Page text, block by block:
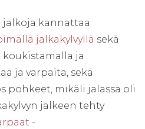
jalkoja kannattaa
jalkakylvyllä sekä
ja
ja varpaita, sekä
pohkeet, mikäli jalassa oli
jälkeen tehty
-